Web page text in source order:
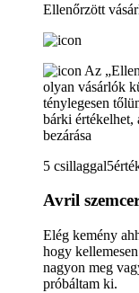
Ellenőrzött
Az
olyan vásárlók
ténylegesen
bárki
bezárása
5
Avril
Elég kemény
hogy
nagyon meg
próbáltam ki.